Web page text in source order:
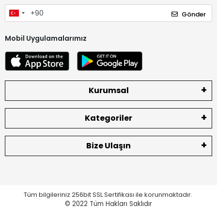
Gönder
Mobil Uygulamalarımız
Kurumsal
Kategoriler
Bize Ulaşın
Tüm bilgileriniz 256bit SSL Sertifikası ile korunmaktadır.
© 2022 Tüm Hakları Saklıdır